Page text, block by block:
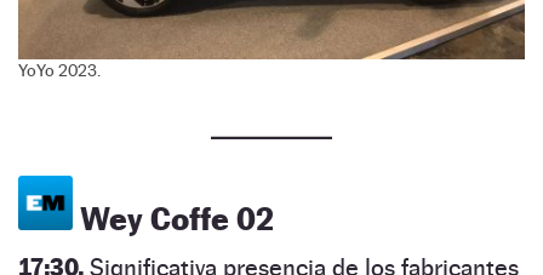
YoYo 2023.
Wey Coffe 02
17:30. Significativa presencia de los fabricantes